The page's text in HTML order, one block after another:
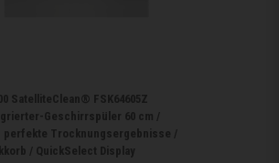
SatelliteClean® FSK64605Z
Geschirrspüler 60 cm /
perfekte Trocknungsergebnisse /
/ QuickSelect Display